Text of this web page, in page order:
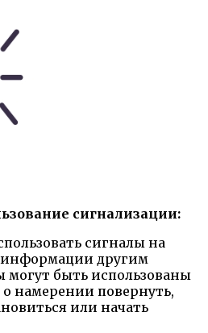
сигнализации:
сигналы на
информации другим
могут быть использованы
намерении повернуть,
или начать